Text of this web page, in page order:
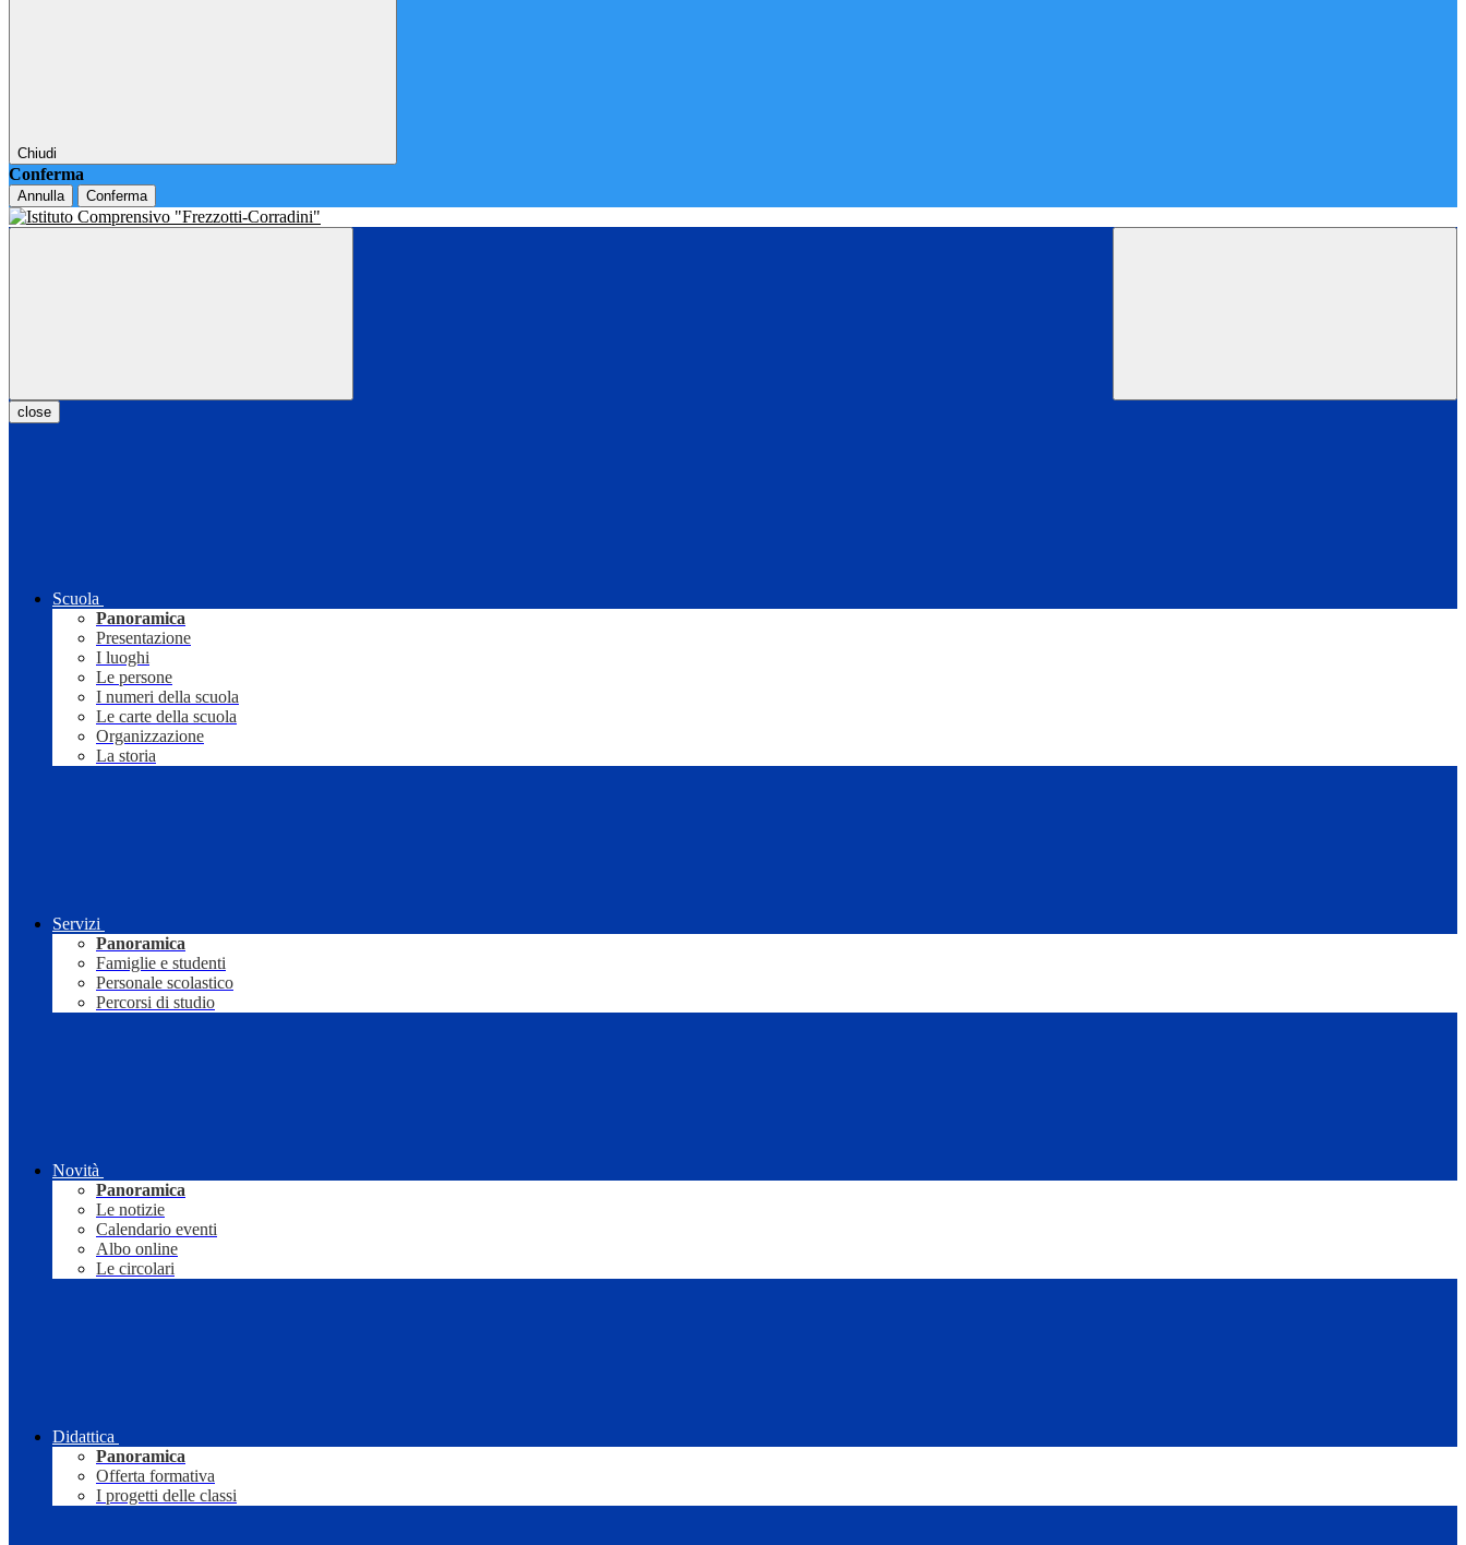
Chiudi
Conferma
Annulla Conferma
close
Scuola
Panoramica
Presentazione
I luoghi
Le persone
I numeri della scuola
Le carte della scuola
Organizzazione
La storia
Servizi
Panoramica
Famiglie e studenti
Personale scolastico
Percorsi di studio
Novità
Panoramica
Le notizie
Calendario eventi
Albo online
Le circolari
Didattica
Panoramica
Offerta formativa
I progetti delle classi